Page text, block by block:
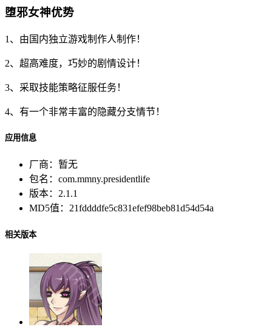
堕邪女神优势
1、由国内独立游戏制作人制作！
2、超高难度，巧妙的剧情设计！
3、采取技能策略征服任务！
4、有一个非常丰富的隐藏分支情节！
应用信息
厂商： 暂无
包名： com.mmny.presidentlife
版本： 2.1.1
MD5值： 21fddddfe5c831efef98beb81d54d54a
相关版本